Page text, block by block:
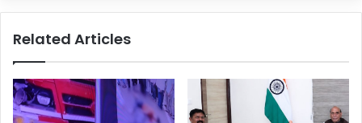
Related Articles